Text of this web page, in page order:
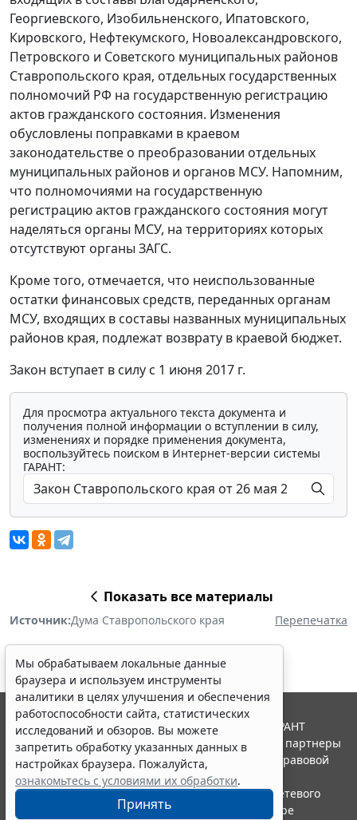
Георгиевского, Изобильненского, Ипатовского,
Кировского, Нефтекумского, Новоалександровского,
Петровского и Советского муниципальных районов
Ставропольского края, отдельных государственных
полномочий РФ на государственную регистрацию
актов гражданского состояния. Изменения
обусловлены поправками в краевом
законодательстве о преобразовании отдельных
муниципальных районов и органов МСУ. Напомним,
что полномочиями на государственную
регистрацию актов гражданского состояния могут
наделяться органы МСУ, на территориях которых
отсутствуют органы ЗАГС.
Кроме того, отмечается, что неиспользованные
остатки финансовых средств, переданных органам
МСУ, входящих в составы названных муниципальных
районов края, подлежат возврату в краевой бюджет.
Закон вступает в силу с 1 июня 2017 г.
Для просмотра актуального текста документа и
получения полной информации о вступлении в силу,
изменениях и порядке применения документа,
воспользуйтесь поиском в Интернет-версии системы
ГАРАНТ:
Показать все материалы
Источник:Дума Ставропольского края Перепечатка
Мы обрабатываем локальные данные
браузера и используем инструменты
аналитики в целях улучшения и обеспечения
работоспособности сайта, статистических
исследований и обзоров. Вы можете
запретить обработку указанных данных в
настройках браузера. Пожалуйста,
ознакомьтесь с условиями их обработки.
Принять
© ООО "НПП "ГАРАНТ-СЕРВИС", 2026. Система ГАРАНТ
выпускается с 1990 года. Компания "Гарант" и ее партнеры
являются участниками Российской ассоциации правовой
информации ГАРАНТ.
Портал ГАРАНТ.РУ зарегистрирован в качестве сетевого
издания Федеральной службой по надзору в сфере